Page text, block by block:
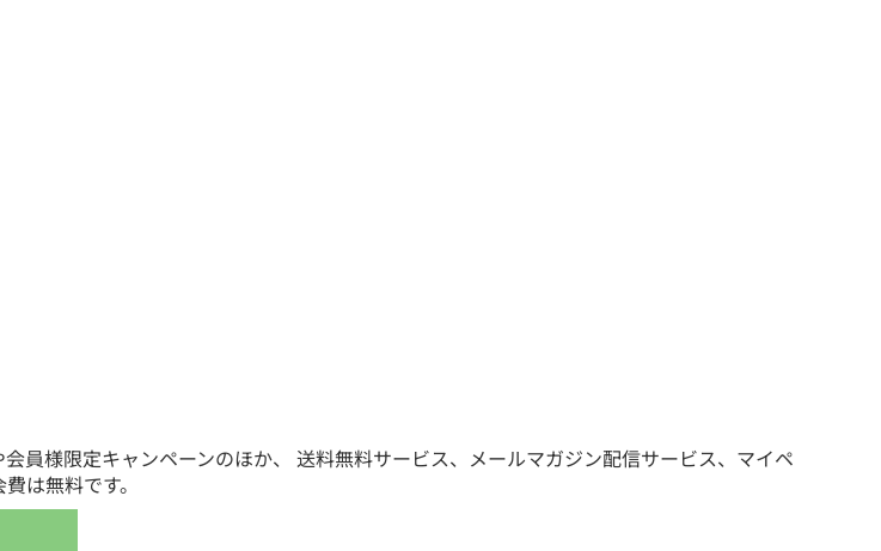
員様限定キャンペーンのほか、 送料無料サービス、メールマガジン配信サービス、マイペ
は無料です。